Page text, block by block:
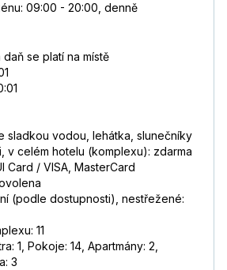
09:00 - 20:00, denně
se platí na místě
sladkou vodou, lehátka, slunečníky
v celém hotelu (komplexu): zdarma
Card / VISA, MasterCard
(podle dostupnosti), nestřežené:
11
1, Pokoje: 14, Apartmány: 2,
3